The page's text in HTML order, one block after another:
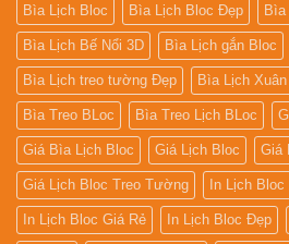
Bìa Lịch Bloc Bìa Lịch Bloc Đẹp Bìa
Bìa Lịch Bế Nổi 3D Bìa Lịch gắn Bloc
Bìa Lịch treo tường Đẹp Bìa Lịch Xuân
Bìa Treo BLoc Bìa Treo Lịch BLoc
Giá Bìa Lịch Bloc Giá Lịch Bloc Giá
Giá Lịch Bloc Treo Tường In Lịch Bloc
In Lịch Bloc Giá Rẻ In Lịch Bloc Đẹp